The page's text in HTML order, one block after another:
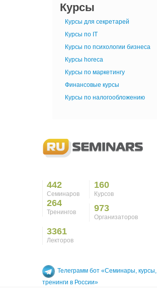
Курсы
Курсы для секретарей
Курсы по IT
Курсы по психологии бизнеса
Курсы horeca
Курсы по маркетингу
Финансовые курсы
Курсы по налогообложению
442
Семинаров
160
Курсов
264
Тренингов 973
Организаторов
3361
Лекторов
Телеграмм бот «Семинары, курсы,
тренинги в России»